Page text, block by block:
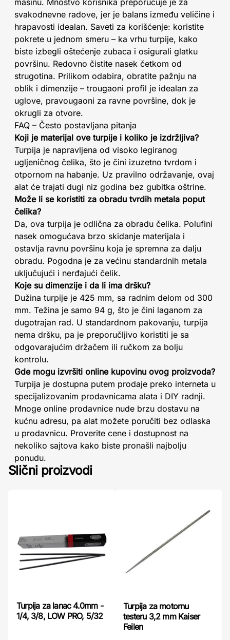
mašinu. Mnoštvo korisnika preporučuje je za
svakodnevne radove, jer je balans između veličine i
hrapavosti idealan. Saveti za korišćenje: koristite
pokrete u jednom smeru – ka vrhu turpije, kako
biste izbegli oštećenje zubaca i osigurali glatku
površinu. Redovno čistite nasek četkom od
strugotina. Prilikom odabira, obratite pažnju na
oblik i dimenzije – trougaoni profil je idealan za
uglove, pravougaoni za ravne površine, dok je
okrugli za otvore.
FAQ – Često postavljana pitanja
Koji je materijal ove turpije i koliko je izdržljiva?
Turpija je napravljena od visoko legiranog
ugljeničnog čelika, što je čini izuzetno tvrdom i
otpornom na habanje. Uz pravilno održavanje, ovaj
alat će trajati dugi niz godina bez gubitka oštrine.
Može li se koristiti za obradu tvrdih metala poput
čelika?
Da, ova turpija je odlična za obradu čelika. Polufini
nasek omogućava brzo skidanje materijala i
ostavlja ravnu površinu koja je spremna za dalju
obradu. Pogodna je za većinu standardnih metala
uključujući i nerđajući čelik.
Koje su dimenzije i da li ima dršku?
Dužina turpije je 425 mm, sa radnim delom od 300
mm. Težina je samo 94 g, što je čini laganom za
dugotrajan rad. U standardnom pakovanju, turpija
nema dršku, pa je preporučljivo koristiti je sa
odgovarajućim držačem ili ručkom za bolju
kontrolu.
Gde mogu izvršiti online kupovinu ovog proizvoda?
Turpija je dostupna putem prodaje preko interneta u
specijalizovanim prodavnicama alata i DIY radnji.
Mnoge online prodavnice nude brzu dostavu na
kućnu adresu, pa alat možete poručiti bez odlaska
u prodavnicu. Proverite cene i dostupnost na
nekoliko sajtova kako biste pronašli najbolju
ponudu.
Slični proizvodi
Turpija za lanac 4.0mm -
1/4, 3/8, LOW PRO, 5/32
Turpija za motornu
testeru 3,2 mm Kaiser
Feilen